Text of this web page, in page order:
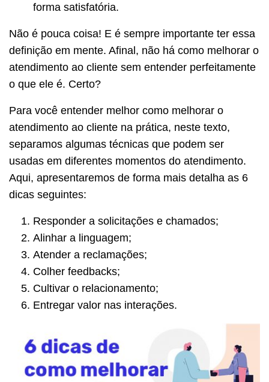
forma satisfatória.
Não é pouca coisa! E é sempre importante ter essa
definição em mente. Afinal, não há como melhorar o
atendimento ao cliente sem entender perfeitamente
o que ele é. Certo?
Para você entender melhor como melhorar o
atendimento ao cliente na prática, neste texto,
separamos algumas técnicas que podem ser
usadas em diferentes momentos do atendimento.
Aqui, apresentaremos de forma mais detalha as 6
dicas seguintes:
Responder a solicitações e chamados;
Alinhar a linguagem;
Atender a reclamações;
Colher feedbacks;
Cultivar o relacionamento;
Entregar valor nas interações.